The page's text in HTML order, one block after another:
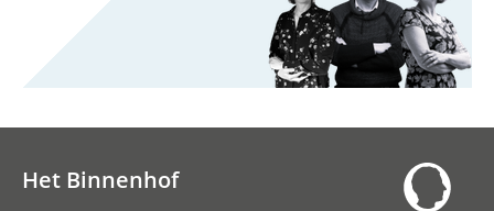
Het Binnenhof